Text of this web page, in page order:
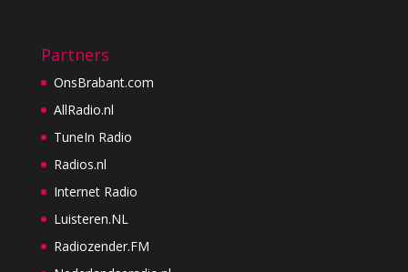
Partners
OnsBrabant.com
AllRadio.nl
TuneIn Radio
Radios.nl
Internet Radio
Luisteren.NL
Radiozender.FM